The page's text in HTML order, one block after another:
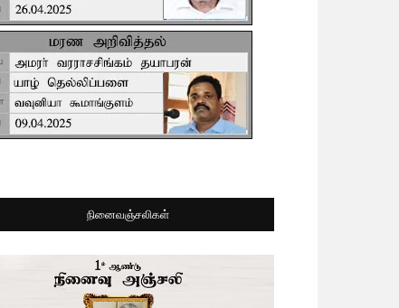
நினைவஞ்சலிகள்